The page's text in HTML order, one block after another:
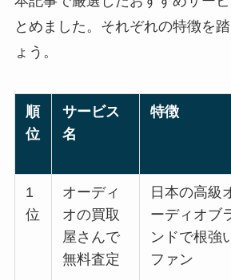
とめました。それぞれの特徴を
ょう。
順
位
サービス
名
特徴
1
位
オーディ
オの買取
屋さんで
無料査定
日本の高級
ーディオブ
ンドで根強
ファン